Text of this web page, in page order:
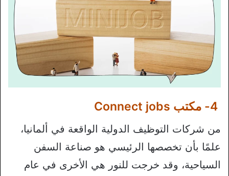
4- مكتب Connect jobs
من شركات التوظيف الدولية الواقعة في ألمانيا،
علمًا بأن تخصصها الرئيسي هو صناعة السفن
السياحية، وقد خرجت للنور هي الأخرى في عام